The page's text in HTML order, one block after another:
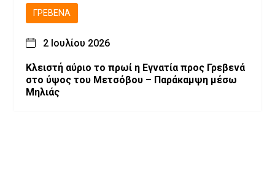
ΓΡΕΒΕΝΆ
2 Ιουλίου 2026
Κλειστή αύριο το πρωί η Εγνατία προς Γρεβενά
στο ύψος του Μετσόβου – Παράκαμψη μέσω
Μηλιάς